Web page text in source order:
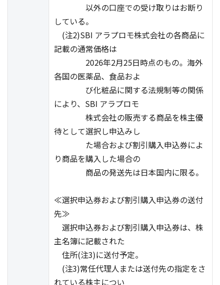
以外の口座での受け取りはお断り
している。
(注2)SBI アラプロモ株式会社の各商品に
記載の通常価格は
2026年2月25日時点のもの。海外
各国の医薬品、食品およ
び化粧品に関する法規制等の関係
により、SBI アラプロモ
株式会社の販売する商品を株主優
待として選択し申込みし
た場合および割引購入申込券によ
り商品を購入した場合の
商品の発送先は日本国内に限る。
≪選択申込券および割引購入申込券の送付
先≫
選択申込券および割引購入申込券は、株
主名簿に記載された
住所(注3)に送付予定。
(注3)常任代理人または送付先の指定をさ
れている株主につい